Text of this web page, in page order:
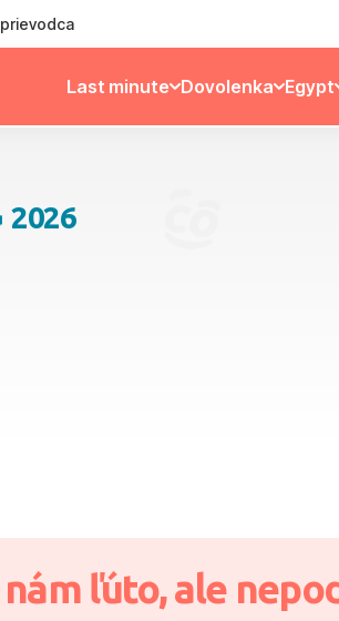
Last minute Dovolenka Egypt
2026
ľúto, ale